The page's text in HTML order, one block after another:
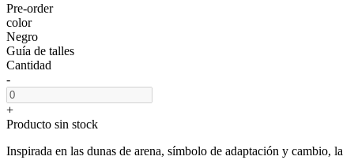
Pre-order
color
Negro
Guía de talles
Cantidad
-
+
Producto sin stock
Inspirada en las dunas de arena, símbolo de adaptación y cambio, la